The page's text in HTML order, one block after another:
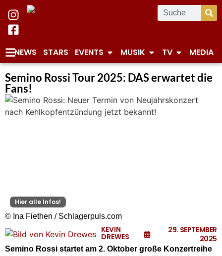
NEWS STARS EVENTS MUSIK TV MEDIA
Semino Rossi Tour 2025: DAS erwartet die
Fans!
Hier alle Infos!
© Ina Fiethen / Schlagerpuls.com
KEVIN
DREWES
29. SEPTEMBER
2025
Semino Rossi startet am 2. Oktober große Konzertreihe